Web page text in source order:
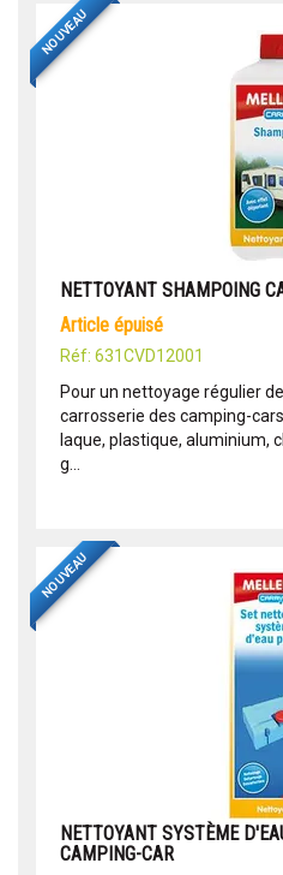
NOUVEAU
NETTOYANT SHAMPOING
article épuisé
Réf: 631CVD12001
Pour un nettoyage régulier
carrosserie des camping-
laque, plastique, aluminium,
g...
NOUVEAU
NETTOYANT SYSTÈME
CAMPING-CAR